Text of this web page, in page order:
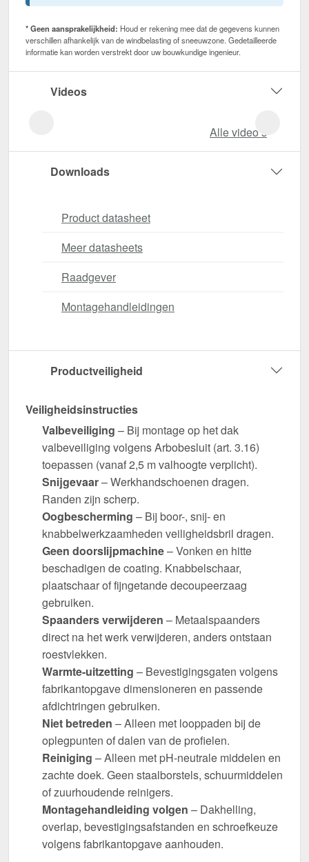
* Geen aansprakelijkheid: Houd er rekening mee dat de gegevens kunnen
verschillen afhankelijk van de windbelasting of sneeuwzone. Gedetailleerde
informatie kan worden verstrekt door uw bouwkundige ingenieur.
Videos
Alle video‘s
Downloads
Product datasheet
Meer datasheets
Raadgever
Montagehandleidingen
Productveiligheid
Veiligheidsinstructies
Valbeveiliging – Bij montage op het dak
valbeveiliging volgens Arbobesluit (art. 3.16)
toepassen (vanaf 2,5 m valhoogte verplicht).
Snijgevaar– Werkhandschoenen dragen.
Randen zijn scherp.
Oogbescherming – Bij boor-, snij- en
knabbelwerkzaamheden veiligheidsbril dragen.
Geen doorslijpmachine– Vonken en hitte
beschadigen de coating. Knabbelschaar,
plaatschaar of fijngetande decoupeerzaag
gebruiken.
Spaanders verwijderen – Metaalspaanders
direct na het werk verwijderen, anders ontstaan
roestvlekken.
Warmte-uitzetting – Bevestigingsgaten volgens
fabrikantopgave dimensioneren en passende
afdichtringen gebruiken.
Niet betreden – Alleen met looppaden bij de
oplegpunten of dalen van de profielen.
Reiniging – Alleen met pH-neutrale middelen en
zachte doek. Geen staalborstels, schuurmiddelen
of zuurhoudende reinigers.
Montagehandleiding volgen – Dakhelling,
overlap, bevestigingsafstanden en schroefkeuze
volgens fabrikantopgave aanhouden.